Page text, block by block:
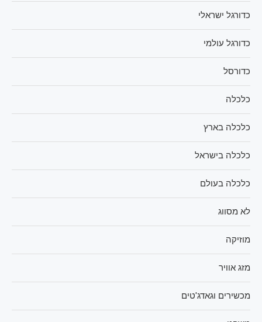
כדורגל ישראלי
כדורגל עולמי
כדורסל
כלכלה
כלכלה בארץ
כלכלה בישראל
כלכלה בעולם
לא מסווג
מוזיקה
מזג אוויר
מכשירים וגאדג'טים